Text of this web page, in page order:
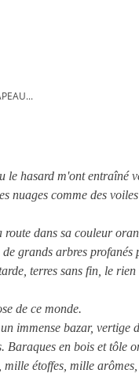
le hasard m'ont entraîné
nuages comme des
dans sa couleur
grands arbres profanés
terres sans fin, le
de ce monde.
immense bazar, vertige
Baraques en bois et tôle
étoffes, mille